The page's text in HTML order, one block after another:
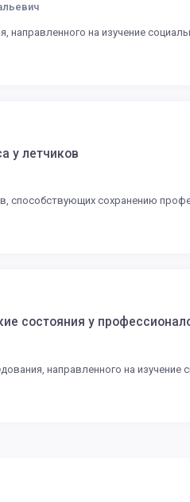
на изучение
у летчиков
способствующих сохранению
состояния у
направленного на